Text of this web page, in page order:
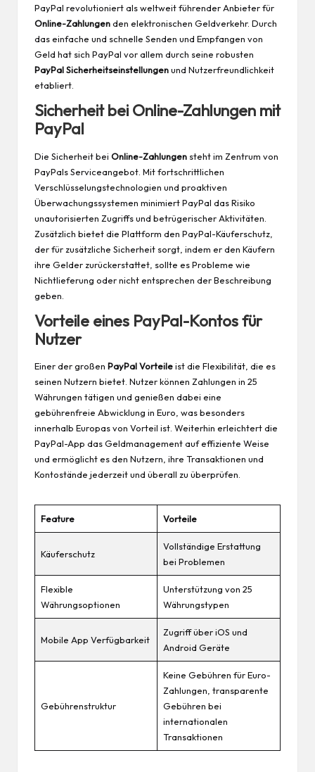
PayPal revolutioniert als weltweit führender Anbieter für
Online-Zahlungenden elektronischen Geldverkehr. Durch
das einfache und schnelle Senden und Empfangen von
Geld hat sich PayPal vor allem durch seine robusten
PayPal Sicherheitseinstellungenund Nutzerfreundlichkeit
etabliert.
Sicherheit bei Online-Zahlungen mit
PayPal
Die Sicherheit bei Online-Zahlungen steht im Zentrum von
PayPals Serviceangebot. Mit fortschrittlichen
Verschlüsselungstechnologien und proaktiven
Überwachungssystemen minimiert PayPal das Risiko
unautorisierten Zugriffs und betrügerischer Aktivitäten.
Zusätzlich bietet die Plattform den PayPal-Käuferschutz,
der für zusätzliche Sicherheit sorgt, indem er den Käufern
ihre Gelder zurückerstattet, sollte es Probleme wie
Nichtlieferung oder nicht entsprechen der Beschreibung
geben.
Vorteile eines PayPal-Kontos für
Nutzer
Einer der großen PayPal Vorteileist die Flexibilität, die es
seinen Nutzern bietet. Nutzer können Zahlungen in 25
Währungen tätigen und genießen dabei eine
gebührenfreie Abwicklung in Euro, was besonders
innerhalb Europas von Vorteil ist. Weiterhin erleichtert die
PayPal-App das Geldmanagement auf effiziente Weise
und ermöglicht es den Nutzern, ihre Transaktionen und
Kontostände jederzeit und überall zu überprüfen.
Feature Vorteile
Käuferschutz
Vollständige Erstattung
bei Problemen
Flexible
Währungsoptionen
Unterstützung von 25
Währungstypen
Mobile App Verfügbarkeit
Zugriff über iOS und
Android Geräte
Gebührenstruktur
Keine Gebühren für Euro-
Zahlungen, transparente
Gebühren bei
internationalen
Transaktionen